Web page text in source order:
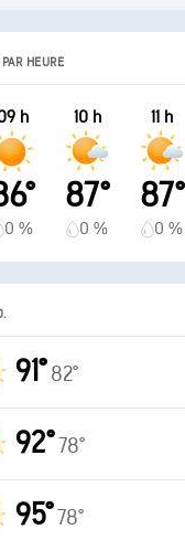
HEURE
h
0 %
10 h
87°
0 %
11 h
87°
0 %
91° 82°
92°78°
95°78°